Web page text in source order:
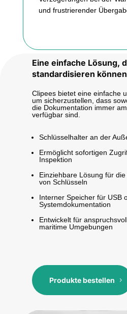
und frustrierender
Eine einfache Lösung,
standardisieren können
Clipees bietet eine einfache
um sicherzustellen, dass
die Dokumentation immer
verfügbar sind.
Schlüsselhalter an der
Ermöglicht sofortigen
Inspektion
Einziehbare Lösung für
von Schlüsseln
Interner Speicher für USB
Systemdokumentation
Entwickelt für
maritime Umgebungen
Produkte bestellen